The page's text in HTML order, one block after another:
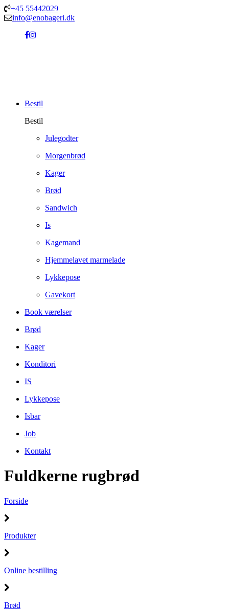
+45 55442029
info@enobageri.dk
Bestil
Bestil
Julegodter
Morgenbrød
Kager
Brød
Sandwich
Is
Kagemand
Hjemmelavet marmelade
Lykkepose
Gavekort
Book værelser
Brød
Kager
Konditori
IS
Lykkepose
Isbar
Job
Kontakt
Fuldkerne rugbrød
Forside
Produkter
Online bestilling
Brød